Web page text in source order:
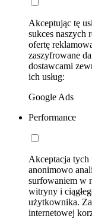
Akceptując tę
sukces naszych
ofertę
zaszyfrowane
dostawcami
ich usług:
Google Ads
Performance
Akceptacja tych
anonimowo
surfowaniem w
witryny i
użytkownika.
internetowej